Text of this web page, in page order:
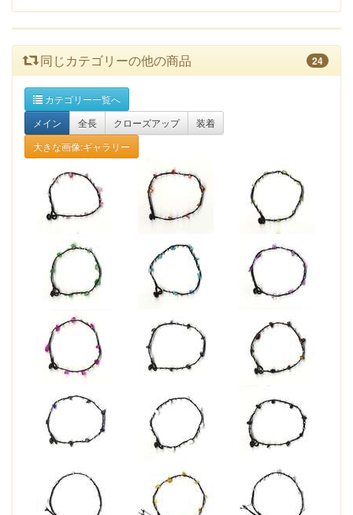
同じカテゴリーの他の商品 24
カテゴリー一覧へ
メイン
全長 クローズアップ
装着
大きな画像:ギャラリー